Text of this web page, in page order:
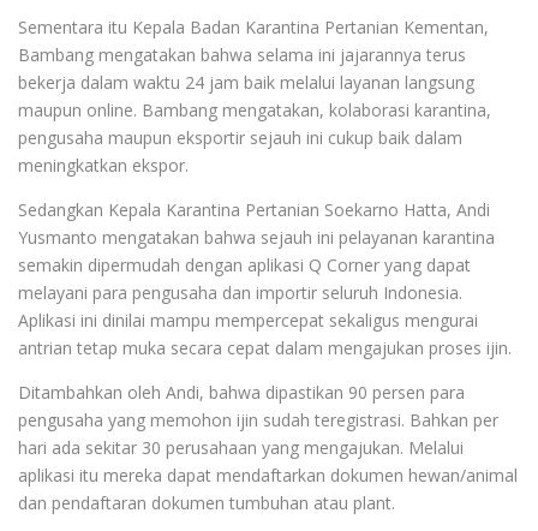
Sementara itu Kepala Badan Karantina Pertanian Kementan,
Bambang mengatakan bahwa selama ini jajarannya terus
bekerja dalam waktu 24 jam baik melalui layanan langsung
maupun online. Bambang mengatakan, kolaborasi karantina,
pengusaha maupun eksportir sejauh ini cukup baik dalam
meningkatkan ekspor.
Sedangkan Kepala Karantina Pertanian Soekarno Hatta, Andi
Yusmanto mengatakan bahwa sejauh ini pelayanan karantina
semakin dipermudah dengan aplikasi Q Corner yang dapat
melayani para pengusaha dan importir seluruh Indonesia.
Aplikasi ini dinilai mampu mempercepat sekaligus mengurai
antrian tetap muka secara cepat dalam mengajukan proses ijin.
Ditambahkan oleh Andi, bahwa dipastikan 90 persen para
pengusaha yang memohon ijin sudah teregistrasi. Bahkan per
hari ada sekitar 30 perusahaan yang mengajukan. Melalui
aplikasi itu mereka dapat mendaftarkan dokumen hewan/animal
dan pendaftaran dokumen tumbuhan atau plant.